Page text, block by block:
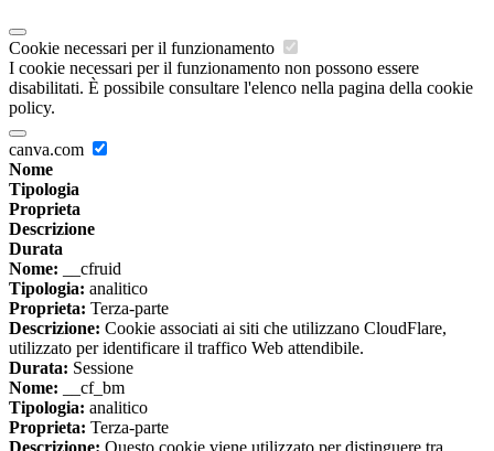
Cookie necessari per il funzionamento
I cookie necessari per il funzionamento non possono essere
disabilitati. È possibile consultare l'elenco nella pagina della cookie
policy.
canva.com
Nome
Tipologia
Proprieta
Descrizione
Durata
Nome: __cfruid
Tipologia: analitico
Proprieta: Terza-parte
Descrizione: Cookie associati ai siti che utilizzano CloudFlare,
utilizzato per identificare il traffico Web attendibile.
Durata: Sessione
Nome: __cf_bm
Tipologia: analitico
Proprieta: Terza-parte
Descrizione: Questo cookie viene utilizzato per distinguere tra